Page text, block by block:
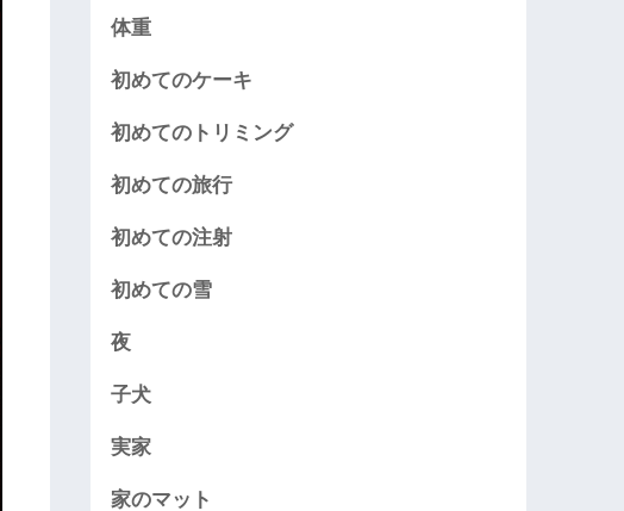
体重
初めてのケーキ
初めてのトリミング
初めての旅行
初めての注射
初めての雪
夜
子犬
実家
家のマット